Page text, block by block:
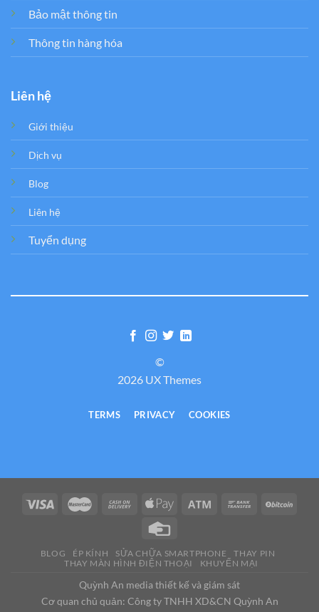
Bảo mật thông tin
Thông tin hàng hóa
Liên hệ
Giới thiệu
Dịch vụ
Blog
Liên hệ
Tuyển dụng
©
2026 UX Themes
TERMS PRIVACY COOKIES
BLOG ÉP KÍNH SỬA CHỮA SMARTPHONE
THAY PIN
THAY MÀN HÌNH ĐIỆN THOẠI
KHUYẾN MẠI
Quỳnh An media thiết kế và giám sát
Cơ quan chủ quản: Công ty TNHH XD&CN Quỳnh An